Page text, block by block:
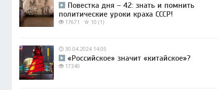
Повестка дня – 42: знать и помнить
политические уроки краха СССР!
17671 10 (1)
30.04.2024 14:05
«Российское» значит «китайское»?
17340